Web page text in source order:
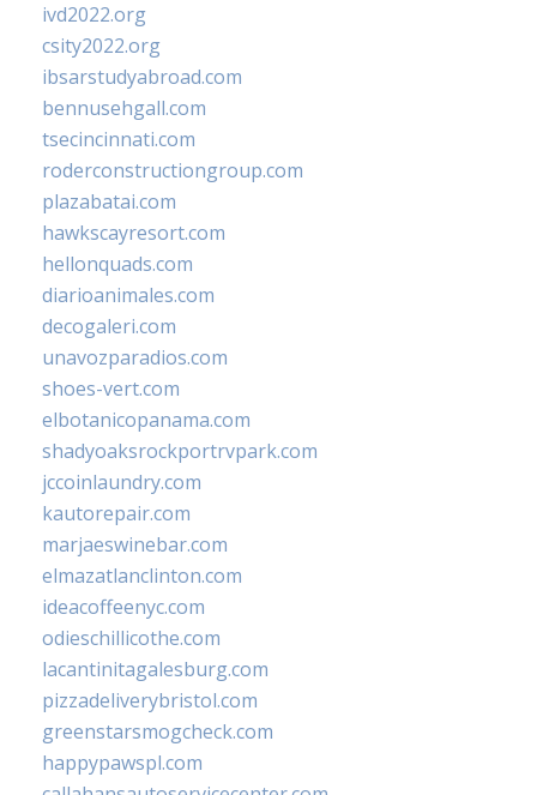
ivd2022.org
csity2022.org
ibsarstudyabroad.com
bennusehgall.com
tsecincinnati.com
roderconstructiongroup.com
plazabatai.com
hawkscayresort.com
hellonquads.com
diarioanimales.com
decogaleri.com
unavozparadios.com
shoes-vert.com
elbotanicopanama.com
shadyoaksrockportrvpark.com
jccoinlaundry.com
kautorepair.com
marjaeswinebar.com
elmazatlanclinton.com
ideacoffeenyc.com
odieschillicothe.com
lacantinitagalesburg.com
pizzadeliverybristol.com
greenstarsmogcheck.com
happypawspl.com